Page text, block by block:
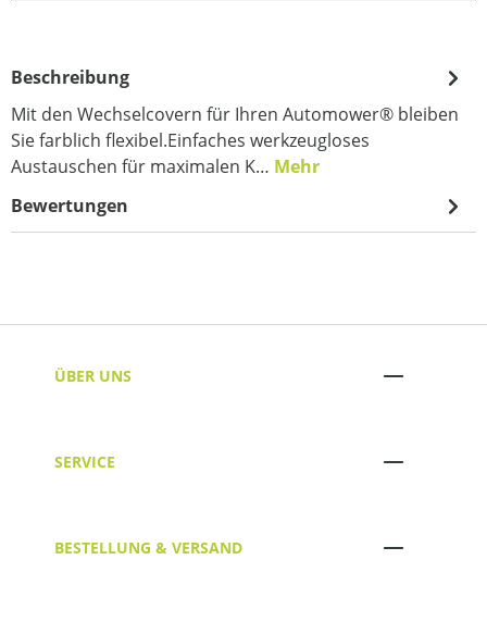
Beschreibung
Mit den Wechselcovern für Ihren Automower® bleiben
Sie farblich flexibel.Einfaches werkzeugloses
Austauschen für maximalen K… Mehr
Bewertungen
ÜBER UNS
SERVICE
BESTELLUNG & VERSAND